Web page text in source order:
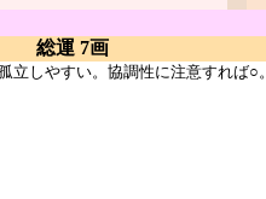
総運 7画
立しやすい。協調性に注意すれば○。